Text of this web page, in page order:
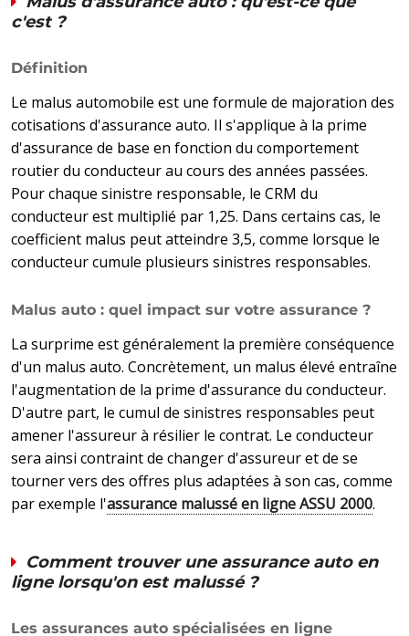
c'est ?
Définition
Le malus automobile est une formule de majoration des
cotisations d'assurance auto. Il s'applique à la prime
d'assurance de base en fonction du comportement
routier du conducteur au cours des années passées.
Pour chaque sinistre responsable, le CRM du
conducteur est multiplié par 1,25. Dans certains cas, le
coefficient malus peut atteindre 3,5, comme lorsque le
conducteur cumule plusieurs sinistres responsables.
Malus auto : quel impact sur votre assurance ?
La surprime est généralement la première conséquence
d'un malus auto. Concrètement, un malus élevé entraîne
l'augmentation de la prime d'assurance du conducteur.
D'autre part, le cumul de sinistres responsables peut
amener l'assureur à résilier le contrat. Le conducteur
sera ainsi contraint de changer d'assureur et de se
tourner vers des offres plus adaptées à son cas, comme
par exemple l'assurance malussé en ligne ASSU 2000.
Comment trouver une assurance auto en
ligne lorsqu'on est malussé ?
Les assurances auto spécialisées en ligne